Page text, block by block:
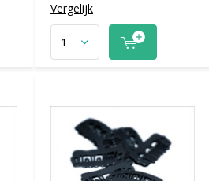
Vergelijk